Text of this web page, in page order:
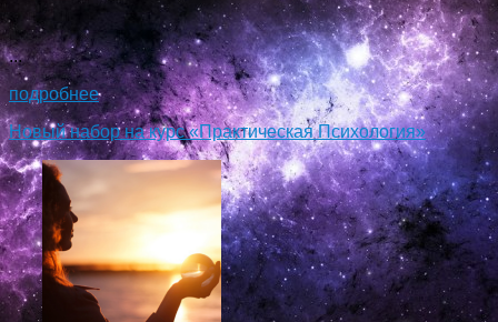
...
подробнее
Новый набор на курс «Практическая Психология»